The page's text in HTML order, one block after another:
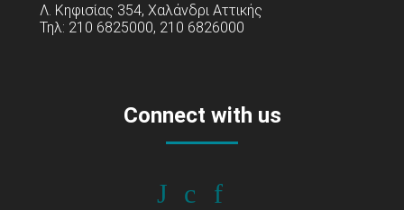
Λ. Κηφισίας 354, Χαλάνδρι Αττικής
Τηλ: 210 6825000, 210 6826000
Connect with us